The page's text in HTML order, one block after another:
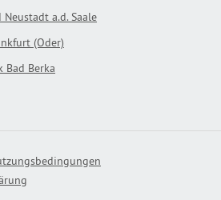
Neustadt a.d. Saale
(Oder)
Berka